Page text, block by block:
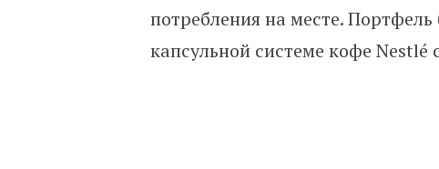
потребления на месте.
капсульной системе кофе Nestlé